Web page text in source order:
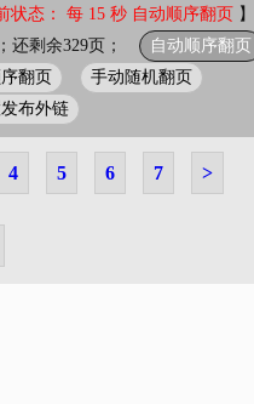
状态： 每 15 秒 自动顺序翻页 】
还剩余329页；
自动顺序翻页
翻页
手动随机翻页
布外链
4 5 6 7 >